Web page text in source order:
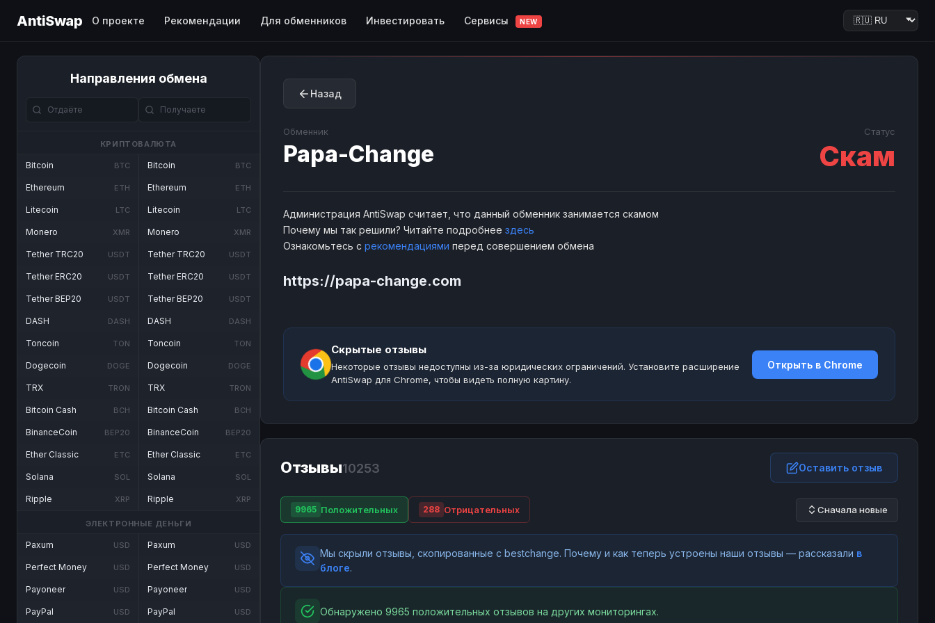
AntiSwap О проекте Рекомендации Для обменников Инвестировать Сервисы NEW
Направления обмена
КРИПТОВАЛЮТА
Bitcoin BTC
Ethereum ETH
Litecoin LTC
Monero XMR
Tether TRC20 USDT
Tether ERC20 USDT
Tether BEP20 USDT
DASH DASH
Toncoin TON
Dogecoin DOGE
TRX TRON
Bitcoin Cash BCH
BinanceCoin BEP20
Ether Classic ETC
Solana SOL
Ripple XRP
Bitcoin BTC
Ethereum ETH
Litecoin LTC
Monero XMR
Tether TRC20 USDT
Tether ERC20 USDT
Tether BEP20 USDT
DASH DASH
Toncoin TON
Dogecoin DOGE
TRX TRON
Bitcoin Cash BCH
BinanceCoin BEP20
Ether Classic ETC
Solana SOL
Ripple XRP
ЭЛЕКТРОННЫЕ ДЕНЬГИ
Paxum USD
Perfect Money USD
Payoneer USD
PayPal USD
Paxum USD
Perfect Money USD
Payoneer USD
PayPal USD
Назад
Обменник
Papa-Change
Статус
Скам
Администрация AntiSwap считает, что данный обменник занимается скамом
Почему мы так решили? Читайте подробнее здесь
Ознакомьтесь с рекомендациями перед совершением обмена
https://papa-change.com
Скрытые отзывы
Некоторые отзывы недоступны из-за юридических ограничений. Установите расширение
AntiSwap для Chrome, чтобы видеть полную картину.
Открыть в Chrome
Отзывы10253 Оставить отзыв
9965 Положительных 288 Отрицательных Сначала новые
Мы скрыли отзывы, скопированные с bestchange. Почему и как теперь устроены наши отзывы — рассказали в
блоге.
Обнаружено 9965 положительных отзывов на других мониторингах.